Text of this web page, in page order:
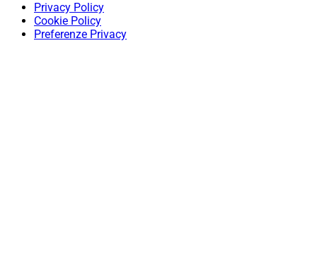
Privacy Policy
Cookie Policy
Preferenze Privacy